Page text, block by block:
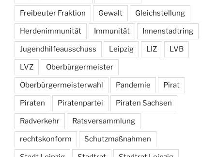
Freibeuter Fraktion Gewalt Gleichstellung
Herdenimmunität Immunität Innenstadtring
Jugendhilfeausschuss Leipzig LIZ LVB
LVZ Oberbürgermeister
Oberbürgermeisterwahl Pandemie Pirat
Piraten Piratenpartei Piraten Sachsen
Radverkehr Ratsversammlung
rechtskonform Schutzmaßnahmen